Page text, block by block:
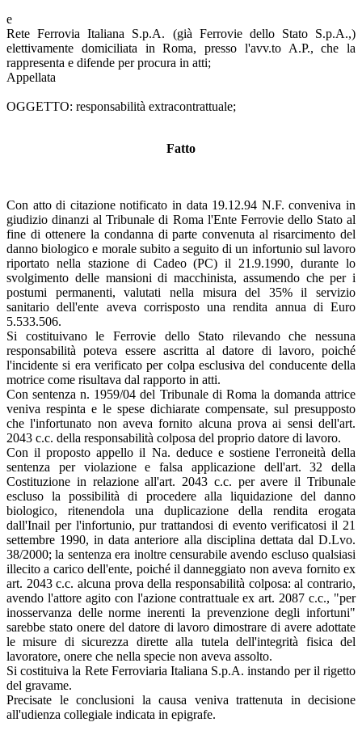
e
Rete Ferrovia Italiana S.p.A. (già Ferrovie dello Stato S.p.A.,)
elettivamente domiciliata in Roma, presso l'avv.to A.P., che la
rappresenta e difende per procura in atti;
Appellata
OGGETTO: responsabilità extracontrattuale;
Fatto
Con atto di citazione notificato in data 19.12.94 N.F. conveniva in
giudizio dinanzi al Tribunale di Roma l'Ente Ferrovie dello Stato al
fine di ottenere la condanna di parte convenuta al risarcimento del
danno biologico e morale subito a seguito di un infortunio sul lavoro
riportato nella stazione di Cadeo (PC) il 21.9.1990, durante lo
svolgimento delle mansioni di macchinista, assumendo che per i
postumi permanenti, valutati nella misura del 35% il servizio
sanitario dell'ente aveva corrisposto una rendita annua di Euro
5.533.506.
Si costituivano le Ferrovie dello Stato rilevando che nessuna
responsabilità poteva essere ascritta al datore di lavoro, poiché
l'incidente si era verificato per colpa esclusiva del conducente della
motrice come risultava dal rapporto in atti.
Con sentenza n. 1959/04 del Tribunale di Roma la domanda attrice
veniva respinta e le spese dichiarate compensate, sul presupposto
che l'infortunato non aveva fornito alcuna prova ai sensi dell'art.
2043 c.c. della responsabilità colposa del proprio datore di lavoro.
Con il proposto appello il Na. deduce e sostiene l'erroneità della
sentenza per violazione e falsa applicazione dell'art. 32 della
Costituzione in relazione all'art. 2043 c.c. per avere il Tribunale
escluso la possibilità di procedere alla liquidazione del danno
biologico, ritenendola una duplicazione della rendita erogata
dall'Inail per l'infortunio, pur trattandosi di evento verificatosi il 21
settembre 1990, in data anteriore alla disciplina dettata dal D.Lvo.
38/2000; la sentenza era inoltre censurabile avendo escluso qualsiasi
illecito a carico dell'ente, poiché il danneggiato non aveva fornito ex
art. 2043 c.c. alcuna prova della responsabilità colposa: al contrario,
avendo l'attore agito con l'azione contrattuale ex art. 2087 c.c., "per
inosservanza delle norme inerenti la prevenzione degli infortuni"
sarebbe stato onere del datore di lavoro dimostrare di avere adottate
le misure di sicurezza dirette alla tutela dell'integrità fisica del
lavoratore, onere che nella specie non aveva assolto.
Si costituiva la Rete Ferroviaria Italiana S.p.A. instando per il rigetto
del gravame.
Precisate le conclusioni la causa veniva trattenuta in decisione
all'udienza collegiale indicata in epigrafe.